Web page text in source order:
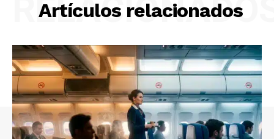
Artículos relacionados